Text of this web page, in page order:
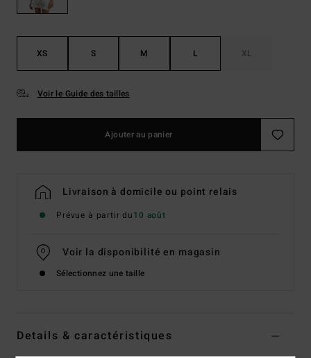
XS S M L XL
Voir le Guide des tailles
Ajouter au panier
Livraison à domicile ou point relais
Prévue à partir du10 août
Voir la disponibilité en magasin
Sélectionnez une taille
Details & caractéristiques